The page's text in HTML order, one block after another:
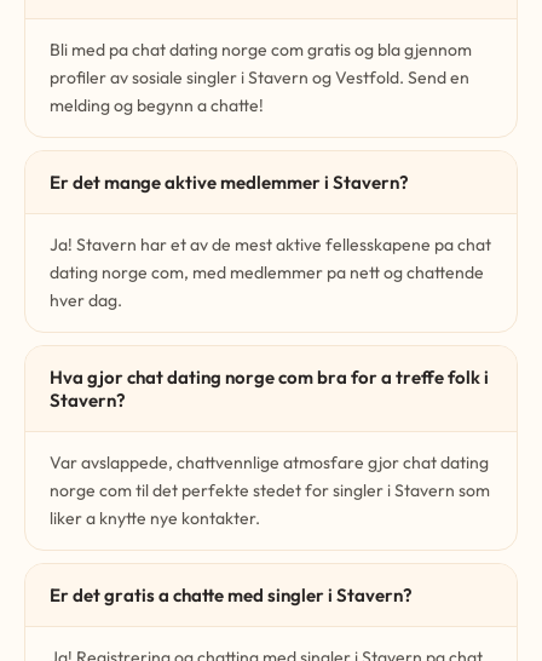
Bli med pa chat dating norge com gratis og bla gjennom
profiler av sosiale singler i Stavern og Vestfold. Send en
melding og begynn a chatte!
Er det mange aktive medlemmer i Stavern?
Ja! Stavern har et av de mest aktive fellesskapene pa chat
dating norge com, med medlemmer pa nett og chattende
hver dag.
Hva gjor chat dating norge com bra for a treffe folk i
Stavern?
Var avslappede, chattvennlige atmosfare gjor chat dating
norge com til det perfekte stedet for singler i Stavern som
liker a knytte nye kontakter.
Er det gratis a chatte med singler i Stavern?